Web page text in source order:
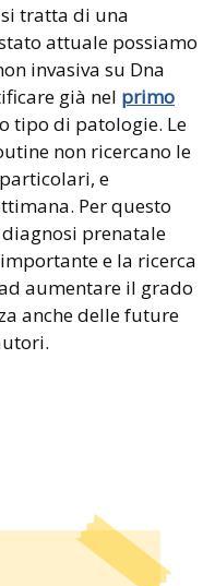
tratta di una
attuale possiamo
invasiva su Dna
già nel primo
tipo di patologie. Le
non ricercano le
e
Per questo
prenatale
e la ricerca
aumentare il grado
anche delle future